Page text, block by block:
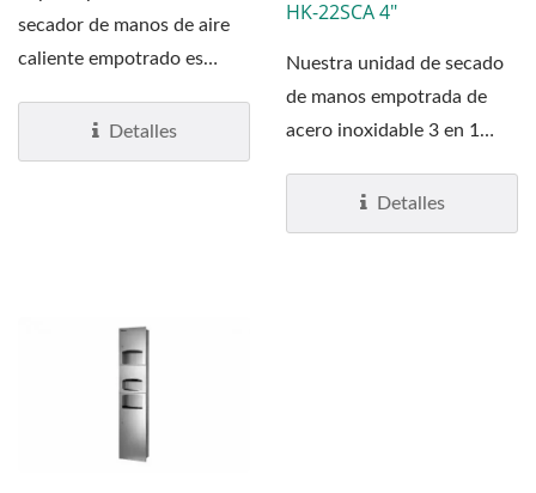
secador de manos de aire
caliente empotrado es
Detalles
HK-22SCA 4"
Nuestra unidad de secado
de manos empotrada de
acero inoxidable 3 en 1
Detalles